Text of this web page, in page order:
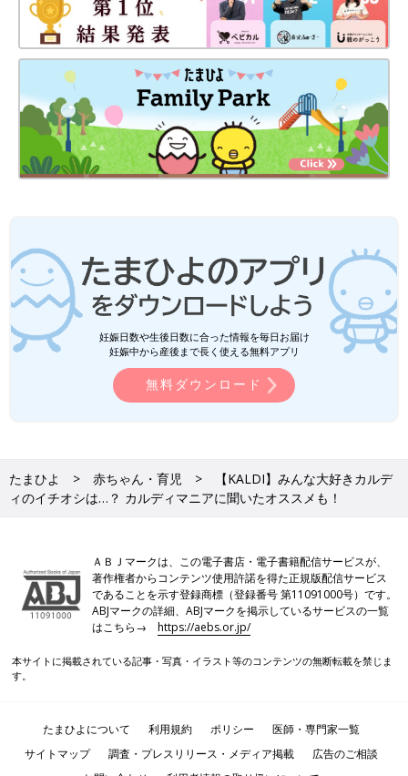
です。ストックしておくと、忙しい時や、小腹が減った時に便利
です。
シャトレーゼ「個包装だから手土産にも
ピッタリ！」「ギフトにもおすすめ」話
題のお菓子4選
シャトレーゼのお菓子はいろんな種類があっ
て、選ぶのが楽しいですよね♪ 洋菓子やアイス
もあり、あれもこれもと食べたくなるものばか
り！そこで今回は、個包装で手土産に喜ばれ、
ギフトにもおすすめな話題のお菓子をご紹介し
ます。
（取材・文／酒井範子、たまひよONLINE編集部）
※文中のコメントは「たまひよ」アプリユーザーから集めた体験
談を再編集したものです。
※記事の内容は2024年10月の情報で、現在と異なる場合がありま
妊娠日数や生後日数に合った情報を毎日お届け
妊娠中から産後まで長く使える無料アプリ
無料ダウンロード
たまひよ 赤ちゃん・育児
【KALDI】みんな大好きカルデ
ィのイチオシは…？ カルディマニアに聞いたオススメも！
ＡＢＪマークは、この電子書店・電子書籍配信サービスが、
著作権者からコンテンツ使用許諾を得た正規版配信サービス
であることを示す登録商標（登録番号 第11091000号）です。
ABJマークの詳細、ABJマークを掲示しているサービスの一覧
はこちら→https://aebs.or.jp/
本サイトに掲載されている記事・写真・イラスト等のコンテンツの無断転載を禁じま
す。
たまひよについて 利用規約 ポリシー
医師・専門家一覧
サイトマップ
調査・プレスリリース・メディア掲載
広告のご相談